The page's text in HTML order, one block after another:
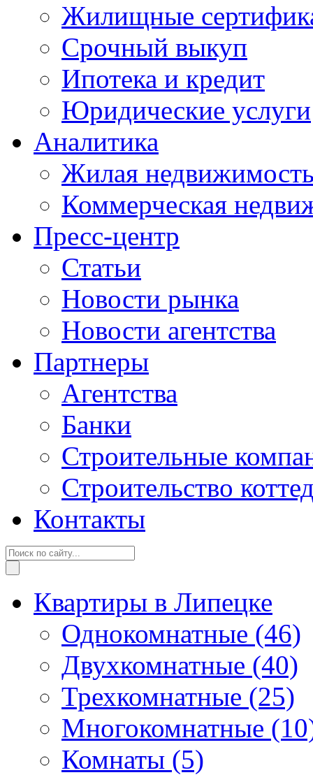
Жилищные
Срочный выкуп
Ипотека и кредит
Юридические услуги
Аналитика
Жилая
Коммерческая
Пресс-центр
Статьи
Новости рынка
Новости агентства
Партнеры
Агентства
Банки
Строительные
Строительство
Контакты
Квартиры в Липецке
Однокомнатные (46)
Двухкомнатные (40)
Трехкомнатные (25)
Многокомнатные
Комнаты (5)